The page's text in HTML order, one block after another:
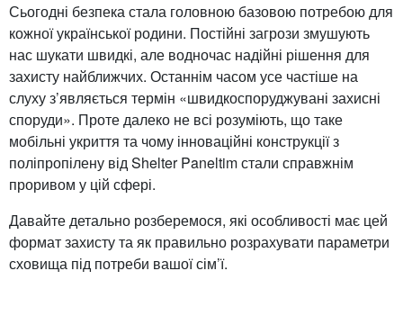
Сьогодні безпека стала головною базовою потребою для
кожної української родини. Постійні загрози змушують
нас шукати швидкі, але водночас надійні рішення для
захисту найближчих. Останнім часом усе частіше на
слуху з’являється термін «швидкоспоруджувані захисні
споруди». Проте далеко не всі розуміють, що таке
мобільні укриття та чому інноваційні конструкції з
поліпропілену від Shelter Paneltim стали справжнім
проривом у цій сфері.
Давайте детально розберемося, які особливості має цей
формат захисту та як правильно розрахувати параметри
сховища під потреби вашої сім’ї.